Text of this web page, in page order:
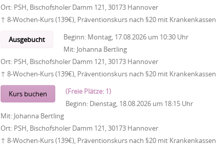
Ort: PSH, Bischofsholer Damm 121, 30173 Hannover
↑ 8-Wochen-Kurs (139€), Präventionskurs nach §20 mit
Ausgebucht Beginn: Montag, 17.08.2026 um 10:30 Uhr
Mit: Johanna Bertling
Ort: PSH, Bischofsholer Damm 121, 30173 Hannover
↑ 8-Wochen-Kurs (139€), Präventionskurs nach §20 mit
Kurs buchen
(Freie Plätze: 1)
Beginn: Dienstag, 18.08.2026 um 18:15 Uhr
Mit: Johanna Bertling
Ort: PSH, Bischofsholer Damm 121, 30173 Hannover
↑ 8-Wochen-Kurs (139€), Präventionskurs nach §20 mit